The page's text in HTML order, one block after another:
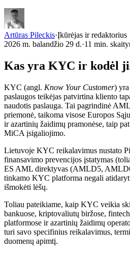
Artūras Pileckis·Įkūrėjas ir redaktorius
2026 m. balandžio 29 d.·11 min.
Kas yra KYC ir kodėl
KYC (angl. Know Your Customer)
paslaugos teikėjas patvirtina kliento
naudotis paslauga. Tai pagrindinė
priemonė, taikoma visose Europos
ir azartinių žaidimų pramonėse, taip
MiCA įsigaliojimo.
Lietuvoje KYC reikalavimus nustato
finansavimo prevencijos įstatymas
ES AML direktyvas (AMLD5,
tinkamo KYC platforma negali
išmokėti lėšų.
Toliau pateikiame, kaip KYC veikia
bankuose, kriptovaliutų biržose,
platformose ir azartinių žaidimų
turi savo specifinius reikalavimus,
duomenų apimtį.